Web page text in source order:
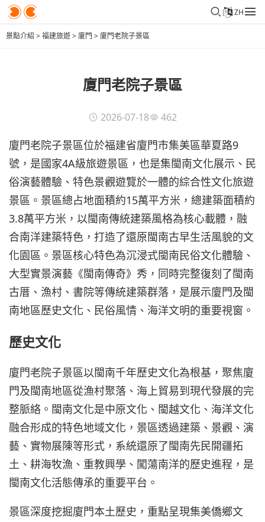
ZH
景點介紹 >福建旅遊>廈門 >廈門老院子景區
廈門老院子景區
2026-07-18 462
廈門老院子景區位於福建省廈門市集美區華夏路9
號，是國家4A級旅遊景區，也是集閩南文化展示、民
俗演藝體驗、特色景觀遊覽於一體的綜合性文化旅遊
景區。景區總占地面積約15萬平方米，總建築面積約
3.8萬平方米，以閩南傳統建築風格為核心載體，融
合南洋建築特色，打造了還原閩南古早生活風貌的文
化園區。景區核心特色為沉浸式閩南民俗文化體驗、
大型實景演藝《閩南傳奇》秀，同時完整復刻了閩南
古厝、漁村、書院等傳統建築群落，是展示廈門及閩
南地區歷史文化、民俗風情、海洋文明的重要視窗。
歷史文化
廈門老院子景區以閩南千年歷史文化為根基，聚焦廈
門及閩南地區從漁村聚落、海上貿易到現代發展的完
整脈絡。閩南文化是中原文化、閩越文化、海洋文化
融合形成的特色地域文化，景區透過建築、景觀、演
藝、實物展陳等形式，系統還原了閩南先民開疆拓
土、耕海牧漁、重教興學、闖蕩南洋的歷史進程，是
閩南文化活態傳承的重要平台。
景區深度挖掘廈門本土歷史，重點呈現集美僑鄉文